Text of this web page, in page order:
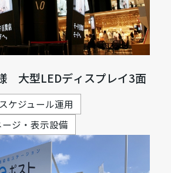
大型LEDディスプレイ3面
スケジュール運用
ジ・表示設備